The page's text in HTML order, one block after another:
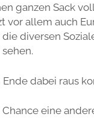
ganzen Sack
vor allem auch
diversen
dabei raus
eine